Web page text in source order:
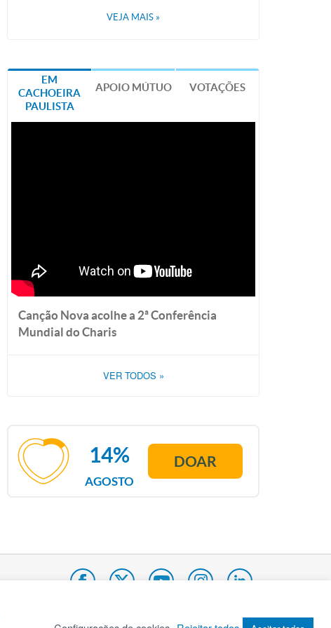
VEJA MAIS »
EM
CACHOEIRA
PAULISTA
APOIO MÚTUO VOTAÇÕES
Canção Nova acolhe a 2ª Conferência
Mundial do Charis
VER TODOS »
AGOSTO
14% DOAR